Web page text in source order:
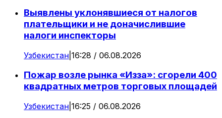
Выявлены уклонявшиеся от налогов
плательщики и не доначислившие
налоги инспекторы
Узбекистан 16:28 / 06.08.2026
Пожар возле рынка «Изза»: сгорели 400
квадратных метров торговых площадей
Узбекистан 16:25 / 06.08.2026